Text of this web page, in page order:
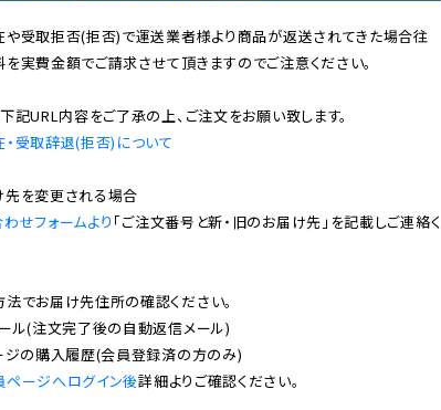
や受取拒否(拒否)で運送業者様より商品が返送されてきた場合往
実費金額でご請求させて頂きますのでご注意ください。
受取辞退(拒否)について
せフォームより 「ご注文番号と新・旧のお届け先」を記載しご連絡く
でお届け先住所の確認ください。
ール(注文完了後の自動返信メール)
ジの購入履歴(会員登録済の方のみ)
ページへログイン後詳細よりご確認ください。